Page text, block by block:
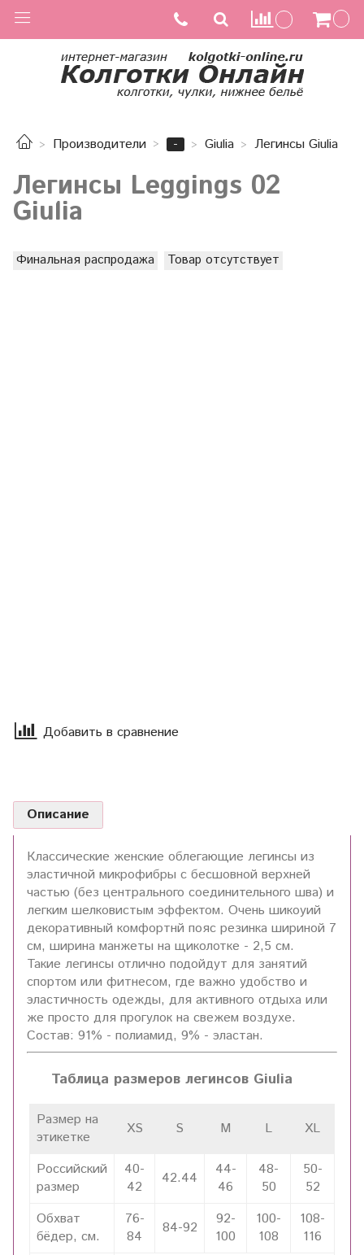
Производители - Giulia Легинсы Giulia
Легинсы Leggings 02
Giulia
Финальная распродажа Товар отсутствует
Добавить в сравнение
Описание
Классические женские облегающие легинсы из
эластичной микрофибры с бесшовной верхней
частью (без центрального соединительного шва) и
легким шелковистым эффектом. Очень шикоуий
декоративный комфортнй пояс резинка шириной 7
см, ширина манжеты на щиколотке - 2,5 см.
Такие легинсы отлично подойдут для занятий
спортом или фитнесом, где важно удобство и
эластичность одежды, для активного отдыха или
же просто для прогулок на свежем воздухе.
Состав: 91% - полиамид, 9% - эластан.
Таблица размеров легинсов Giulia
Размер на
этикетке
XS S M L XL
Российский
размер
40-
42
42.44
44-
46
48-
50
50-
52
Обхват
бёдер, см.
76-
84
84-92
92-
100
100-
108
108-
116